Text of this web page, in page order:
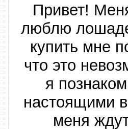
Привет!
люблю
купить мне
что это
я
настоящими
меня